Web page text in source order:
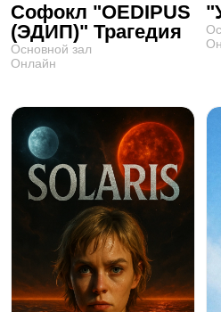
Софокл "OEDIPUS
(ЭДИП)" Трагедия
Основной зал
Онлайн